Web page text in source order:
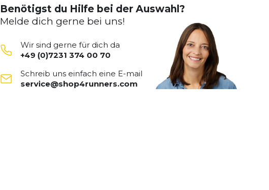
Benötigst du Hilfe bei der Auswahl?
Melde dich gerne bei uns!
Wir sind gerne für dich da
+49 (0)7231 374 00 70
Schreib uns einfach eine E-mail
service@shop4runners.com